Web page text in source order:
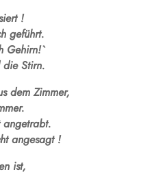
!
geführt.
Gehirn!`
die Stirn.
dem Zimmer,
angetrabt.
angesagt !
ist,